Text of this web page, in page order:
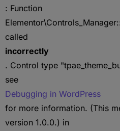
: Function
called
incorrectly
. Control type
see
Debugging in WordPress
for more information. (This
version 1.0.0.) in